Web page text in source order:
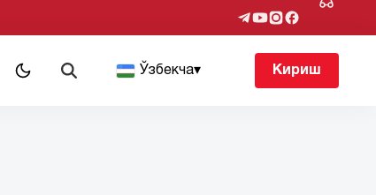
Ўзбекча▾ Кириш